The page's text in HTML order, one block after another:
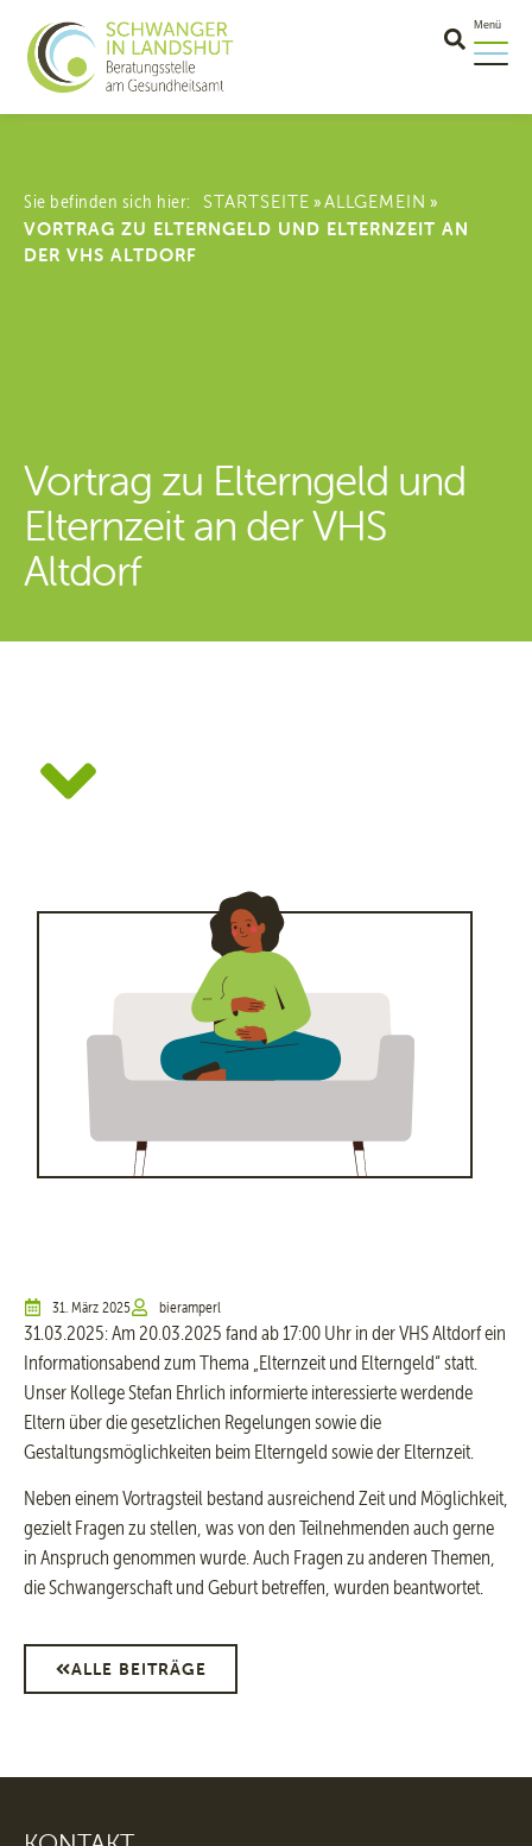
Menü
Sie befinden sich hier: STARTSEITE »ALLGEMEIN »
VORTRAG ZU ELTERNGELD UND ELTERNZEIT AN
DER VHS ALTDORF
Vortrag zu Elterngeld und
Elternzeit an der VHS
Altdorf
31. März 2025 bieramperl
31.03.2025: Am 20.03.2025 fand ab 17:00 Uhr in der VHS Altdorf ein
Informationsabend zum Thema „Elternzeit und Elterngeld“ statt.
Unser Kollege Stefan Ehrlich informierte interessierte werdende
Eltern über die gesetzlichen Regelungen sowie die
Gestaltungsmöglichkeiten beim Elterngeld sowie der Elternzeit.
Neben einem Vortragsteil bestand ausreichend Zeit und Möglichkeit,
gezielt Fragen zu stellen, was von den Teilnehmenden auch gerne
in Anspruch genommen wurde. Auch Fragen zu anderen Themen,
die Schwangerschaft und Geburt betreffen, wurden beantwortet.
ALLE BEITRÄGE